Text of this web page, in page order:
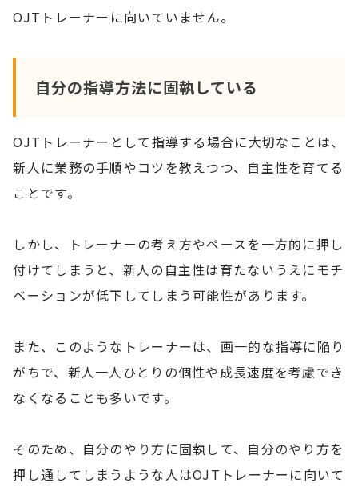
OJTトレーナーに向いていません。
自分の指導方法に固執している
OJTトレーナーとして指導する場合に大切なことは、
新人に業務の手順やコツを教えつつ、自主性を育てる
ことです。
しかし、トレーナーの考え方やペースを一方的に押し
付けてしまうと、新人の自主性は育たないうえにモチ
ベーションが低下してしまう可能性があります。
また、このようなトレーナーは、画一的な指導に陥り
がちで、新人一人ひとりの個性や成長速度を考慮でき
なくなることも多いです。
そのため、自分のやり方に固執して、自分のやり方を
押し通してしまうような人はOJTトレーナーに向いて